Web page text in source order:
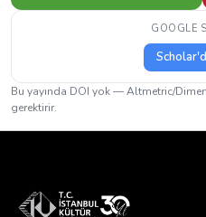
GOOGLE
Bu yayında DOI yok — Altmetric/
gerektirir.